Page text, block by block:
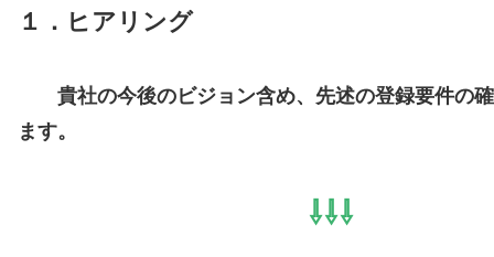
１．ヒアリング
貴社の今後のビジョン含め、先述の登録要件の
ます。
⇩⇩⇩